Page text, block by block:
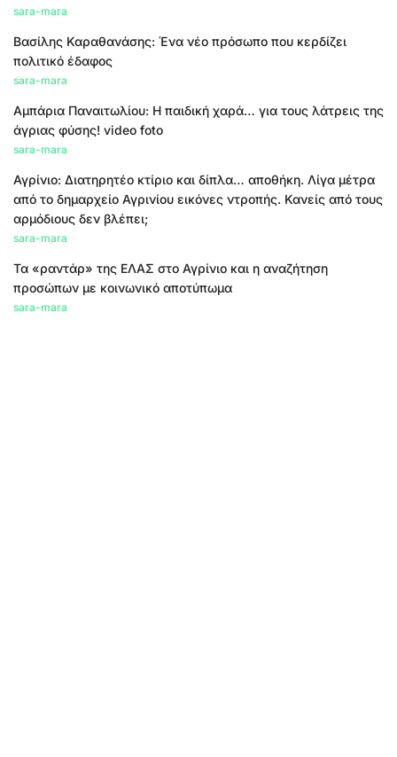
sara-mara
Βασίλης Καραθανάσης: Ένα νέο πρόσωπο που κερδίζει
πολιτικό έδαφος
sara-mara
Αμπάρια Παναιτωλίου: Η παιδική χαρά… για τους λάτρεις της
άγριας φύσης! video foto
sara-mara
Αγρίνιο: Διατηρητέο κτίριο και δίπλα… αποθήκη. Λίγα μέτρα
από το δημαρχείο Αγρινίου εικόνες ντροπής. Κανείς από τους
αρμόδιους δεν βλέπει;
sara-mara
Τα «ραντάρ» της ΕΛΑΣ στο Αγρίνιο και η αναζήτηση
προσώπων με κοινωνικό αποτύπωμα
sara-mara